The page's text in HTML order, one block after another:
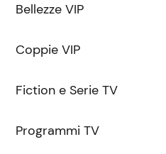
Bellezze VIP
Coppie VIP
Fiction e Serie TV
Programmi TV